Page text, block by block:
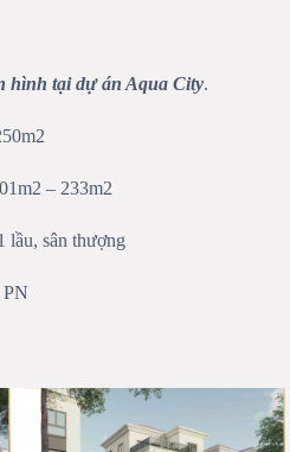
hình tại dự án Aqua City.
– 233m2
lầu, sân thượng
PN